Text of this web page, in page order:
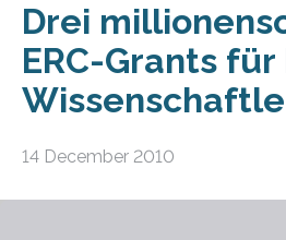
Drei
ERC-Grants für
14 December 2010